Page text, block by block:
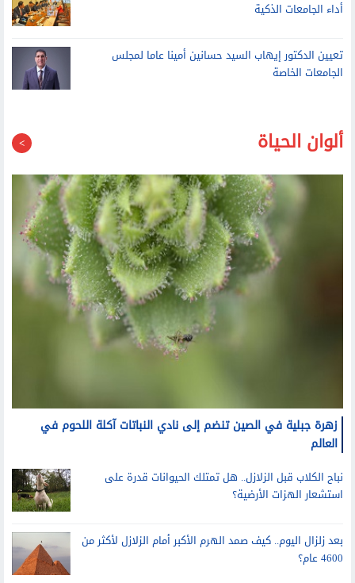
الجامعات الخاصة
ألوان الحياة
زهرة جبلية في الصين تنضم إلى نادي النباتات آكلة اللحوم في
نباح الكلاب قبل الزلازل.. هل تمتلك الحيوانات قدرة على
استشعار الهزات الأرضية؟
بعد زلزال اليوم.. كيف صمد الهرم الأكبر أمام الزلازل لأكثر من
4600 عام؟
سيارات